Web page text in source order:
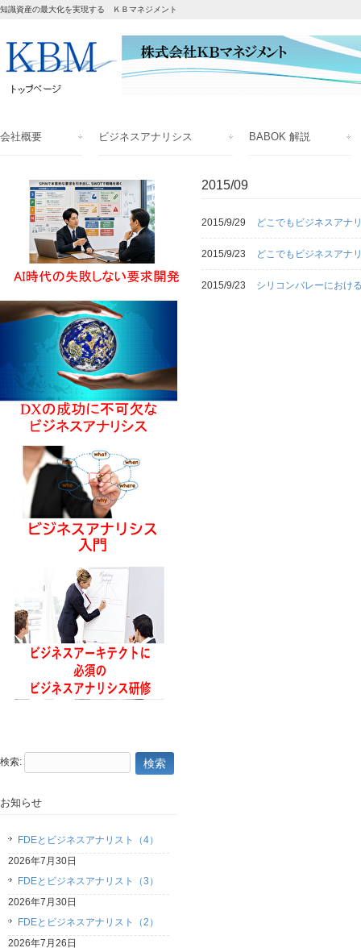
知識資産の最大化を実現する ＫＢマネジメント
会社概要 ビジネスアナリシス BABOK 解説
2015/09
2015/9/29 どこでもビジネスア
2015/9/23 どこでもビジネスア
2015/9/23 シリコンバレーにおけ
検索:
お知らせ
FDEとビジネスアナリスト（4）
2026年7月30日
FDEとビジネスアナリスト（3）
2026年7月30日
FDEとビジネスアナリスト（2）
2026年7月26日